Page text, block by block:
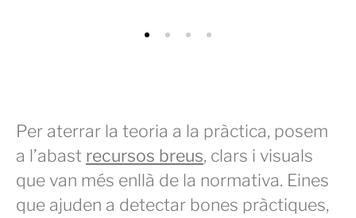
Bones pràctiques en RSE des de la
perspectiva de gènere
Per aterrar la teoria a la pràctica, posem
a l’abast recursos breus, clars i visuals
que van més enllà de la normativa. Eines
que ajuden a detectar bones pràctiques,